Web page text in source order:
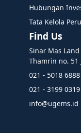
Hubungan
Tata Kelola
Find Us
Sinar Mas
Thamrin no. 51
021 - 5018 6888
021 - 3199 0319
info@ugems.id